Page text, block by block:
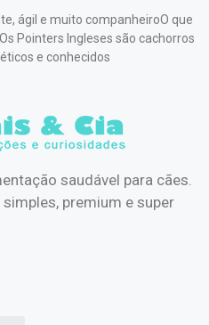
ágil e muito companheiroO que
Pointers Ingleses são cachorros
e conhecidos
saudável para cães.
premium e super